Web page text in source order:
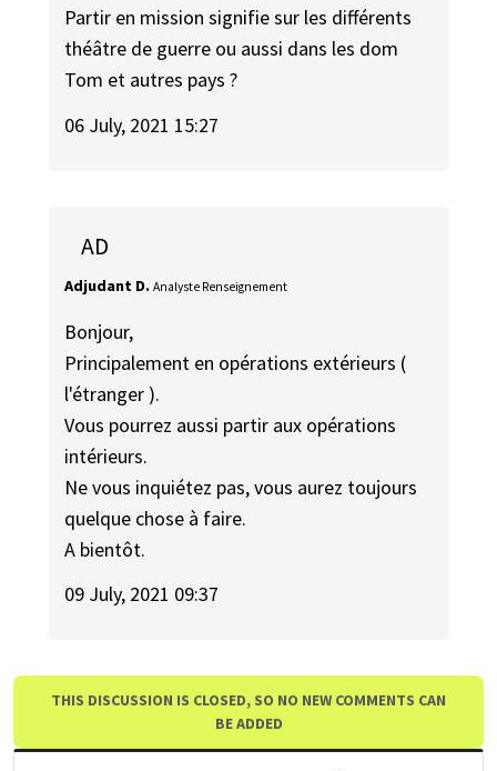
Partir en mission signifie sur les différents
théâtre de guerre ou aussi dans les dom
Tom et autres pays ?
06 July, 2021 15:27
AD
Adjudant D. Analyste Renseignement
Bonjour,
Principalement en opérations extérieurs (
l'étranger ).
Vous pourrez aussi partir aux opérations
intérieurs.
Ne vous inquiétez pas, vous aurez toujours
quelque chose à faire.
A bientôt.
09 July, 2021 09:37
THIS DISCUSSION IS CLOSED, SO NO NEW COMMENTS CAN
BE ADDED